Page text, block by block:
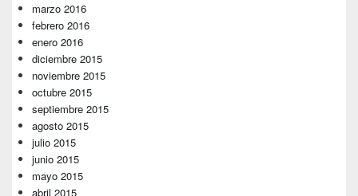
marzo 2016
febrero 2016
enero 2016
diciembre 2015
noviembre 2015
octubre 2015
septiembre 2015
agosto 2015
julio 2015
junio 2015
mayo 2015
abril 2015